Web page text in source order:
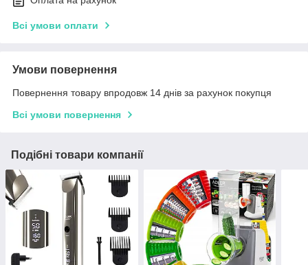
Всі умови оплати
Умови повернення
Повернення товару впродовж 14 днів за рахунок покупця
Всі умови повернення
Подібні товари компанії